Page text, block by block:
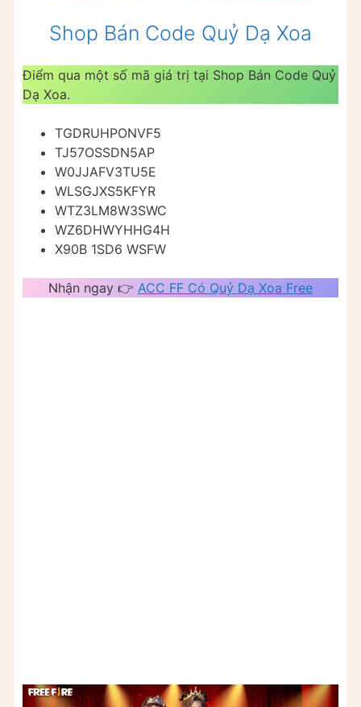
Shop Bán Code Quỷ Dạ Xoa
Điểm qua một số mã giá trị tại Shop Bán Code Quỷ
Dạ Xoa.
TGDRUHPONVF5
TJ57OSSDN5AP
W0JJAFV3TU5E
WLSGJXS5KFYR
WTZ3LM8W3SWC
WZ6DHWYHHG4H
X90B 1SD6 WSFW
Nhận ngay 👉 ACC FF Có Quỷ Dạ Xoa Free